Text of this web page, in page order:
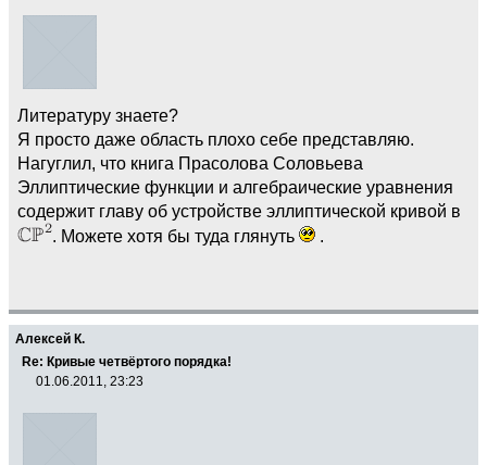
Литературу знаете?
Я просто даже область плохо себе представляю.
Нагуглил, что книга Прасолова Соловьева
Эллиптические функции и алгебраические уравнения
содержит главу об устройстве эллиптической кривой в
. Можете хотя бы туда глянуть
.
Алексей К.
Re: Кривые четвёртого порядка!
01.06.2011, 23:23